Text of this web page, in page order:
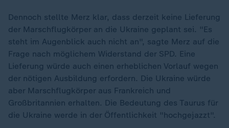
Dennoch stellte Merz klar, dass derzeit keine Lieferung
der Marschflugkörper an die Ukraine geplant sei. "Es
steht im Augenblick auch nicht an", sagte Merz auf die
Frage nach möglichem Widerstand der SPD. Eine
Lieferung würde auch einen erheblichen Vorlauf wegen
der nötigen Ausbildung erfordern. Die Ukraine würde
aber Marschflugkörper aus Frankreich und
Großbritannien erhalten. Die Bedeutung des Taurus für
die Ukraine werde in der Öffentlichkeit "hochgejazzt".